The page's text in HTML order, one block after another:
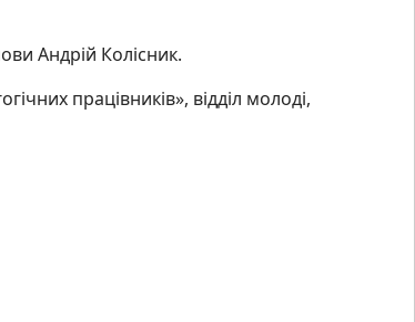
Андрій Колісник.
працівників», відділ молоді,